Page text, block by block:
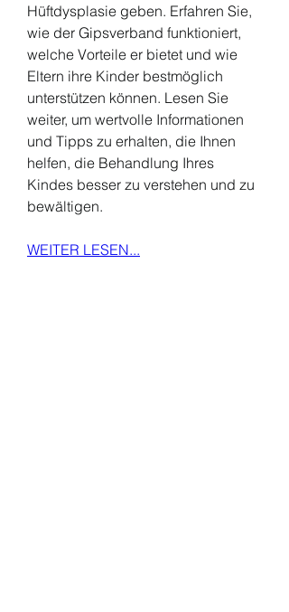
Hüftdysplasie geben. Erfahren Sie,
wie der Gipsverband funktioniert,
welche Vorteile er bietet und wie
Eltern ihre Kinder bestmöglich
unterstützen können. Lesen Sie
weiter, um wertvolle Informationen
und Tipps zu erhalten, die Ihnen
helfen, die Behandlung Ihres
Kindes besser zu verstehen und zu
bewältigen.
WEITER LESEN...